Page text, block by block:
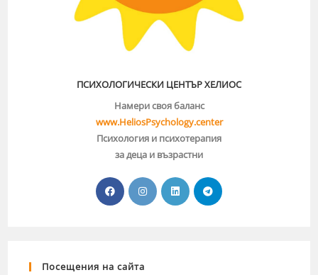
ПСИХОЛОГИЧЕСКИ ЦЕНТЪР ХЕЛИОС
Намери своя баланс
www.HeliosPsychology.center
Психология и психотерапия
за деца и възрастни
Посещения на сайта